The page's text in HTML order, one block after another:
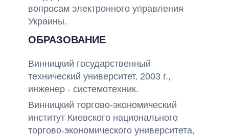
вопросам электронного управления
Украины.
ОБРАЗОВАНИЕ
Винницкий государственный
технический университет, 2003 г.,
инженер - системотехник.
Винницкий торгово-экономический
институт Киевского национального
торгово-экономического университета,